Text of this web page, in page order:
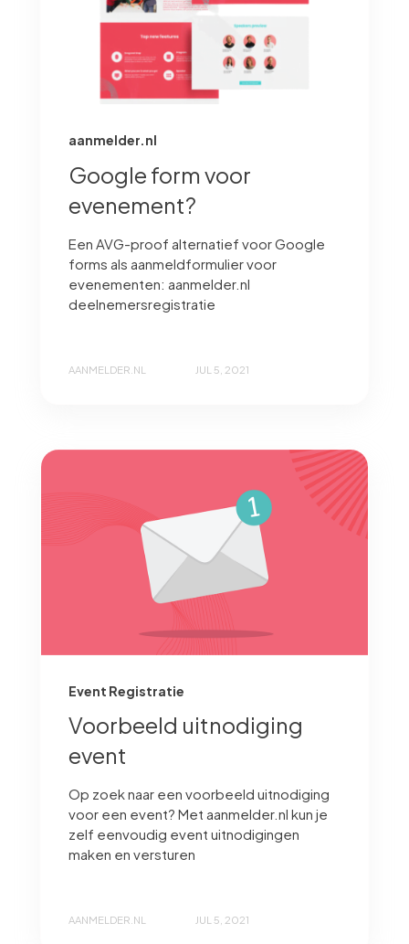
aanmelder.nl
Google form voor
evenement?
Een AVG-proof alternatief voor Google
forms als aanmeldformulier voor
evenementen: aanmelder.nl
deelnemersregistratie
AANMELDER.NL JUL 5, 2021
Event Registratie
Voorbeeld uitnodiging
event
Op zoek naar een voorbeeld uitnodiging
voor een event? Met aanmelder.nl kun je
zelf eenvoudig event uitnodigingen
maken en versturen
AANMELDER.NL JUL 5, 2021